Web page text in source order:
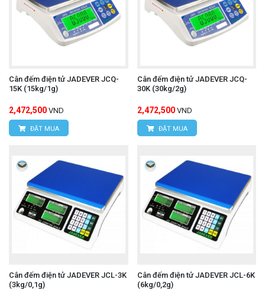
Cân đếm điện tử JADEVER JCQ-
15K (15kg/1g)
2,472,500 VND
ĐẶT MUA
Cân đếm điện tử JADEVER JCQ-
30K (30kg/2g)
2,472,500 VND
ĐẶT MUA
Cân đếm điện tử JADEVER JCL-3K
(3kg/0,1g)
Cân đếm điện tử JADEVER JCL-6K
(6kg/0,2g)